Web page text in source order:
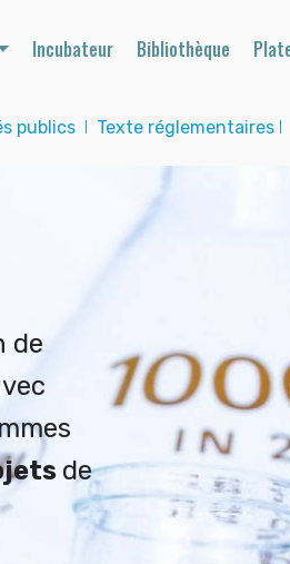
Incubateur Bibliothèque
publics I Texte réglementaires I
de
de